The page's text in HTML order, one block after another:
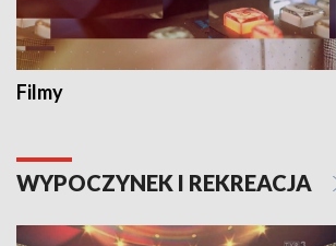
Filmy
WYPOCZYNEK I REKREACJA